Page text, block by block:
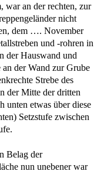
war an der rechten, zur
nicht
dem …. November
und -rohren in
der Hauswand und
der Wand zur Grube
Strebe des
der Mitte der dritten
unten etwas über diese
Setzstufe zwischen
Belag der
nun unebener war